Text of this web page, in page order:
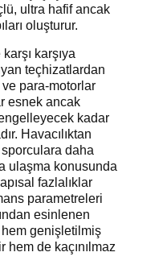
ultra hafif ancak
oluşturur.
karşıya
teçhizatlardan
para-motorlar
esnek ancak
kadar
Havacılıktan
daha
ulaşma konusunda
fazlalıklar
parametreleri
esinlenen
hem genişletilmiş
de kaçınılmaz